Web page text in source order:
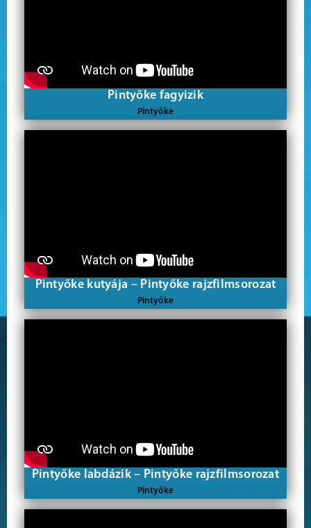
Pintyőke fagyizik
Pintyőke
Pintyőke kutyája – Pintyőke rajzfilmsorozat
Pintyőke
Pintyőke labdázik – Pintyőke rajzfilmsorozat
Pintyőke